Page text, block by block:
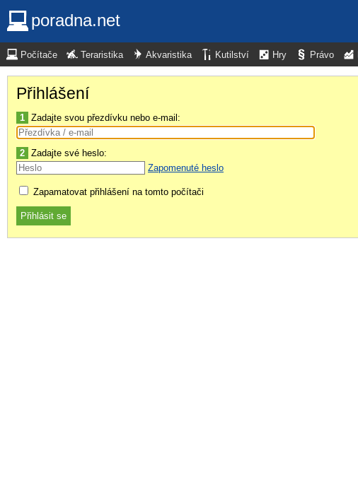
poradna.net
Počítače Teraristika Akvaristika Kutilství Hry Právo
Přihlášení
1 Zadajte svou přezdívku nebo e-mail:
2 Zadajte své heslo:
Zapomenuté heslo
Zapamatovat přihlášení na tomto počítači